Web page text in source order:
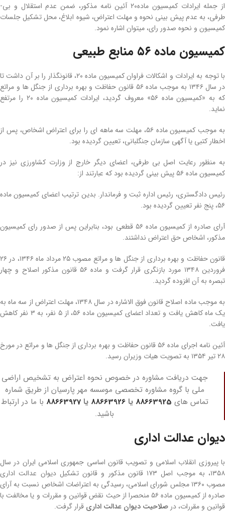
از جمله ایرادات کمیسیون ماده۲۰ آئین­ نامه مذکور، ضمن عدم استقلال و بی­
طرفی، به عدم پیش‌ بینی نحوه و مهلت اعتراض، شیوه­ ابلاغ، محل تشکیل جلسات
کمیسیون و نحوه صدور رای، می­توان اشاره نمود.
کمیسیون ماده ۵۶ منابع طبیعی
با توجه به ایرادات و اشکالات فراوان کمیسیون ماده ۲۰، قانونگذار را بر آن داشت تا
در سال ۱۳۴۶ به موجب ماده ۵۶ قانون حفاظت و بهره‌ برداری از جنگل­ ها و مراتع
که به «کمیسیون ماده ۵۶» معروف گردید، ایرادات کمیسیون ماده ۲۰ را مرتفع
نماید.
به موجب کمیسیون ماده ۵۶، مهلت سه ماهه­ ای را برای اعتراض اشخاص، پس از
اخطار کتبی یا آگهی سازمان جنگل­بانی، تعیین گردیده بود.
به منظور رعایت اصل بی­ طرفی، اعضای دیگر خارج از وزارت کشاورزی نیز در
کمیسیون ماده ۵۶ پیش‌ بینی گردیده بود که عبارت­ند از:
رئیس دادگستری، رئیس اداره ثبت و فرماندار. بدین ترتیب اعضای کمیسیون ماده
۵۶، پنج نفر تعیین گردیده بود.
آرای صادره از کمیسیون ماده ۵۶ قطعی بود، بنابراین پس از صدور رای کمیسیون
مذکور، اشخاص حق اعتراض نداشتند.
قانون حفاظت و بهره‌ برداری از جنگل‌ ها و مراتع مصوب ۲۵ مرداد ماه ۱۳۴۶، در ۲۶
فروردین ۱۳۴۸ مورد بازنگری قرار گرفت و ماده ۵۶ قانون مذکور اصلاح و چهار
تبصره به آن افزوده گردید.
به موجب ماده اصلاح قانون فوق­ الاشاره در سال ۱۳۴۸، مهلت اعتراض از سه­ ماه به
یک­ ماه کاهش یافت و تعداد اعضای کمیسیون ماده ۵۶، از ۵ نفر، به ۳ نفر کاهش
یافت.
آئین­ نامه اجرای ماده ۵۶ قانون حفاظت و بهره‌ برداری از جنگل­ ها و مراتع در مورخ
۲۸ تیر ۱۳۵۴ به تصویت هیات وزیران رسید.
جهت دریافت مشاوره در خصوص نحوه اعتراض به تشخیص اراضی
ملی با گروه مشاوره تخصصی موسسه مهر پارسیان از طریق شماره
تماس های 88663925 یا88663926 یا88663927 با ما در ارتباط
باشید.
دیوان عدالت اداری
با پیروزی انقلاب اسلامی و تصویب قانون اساسی جمهوری اسلامی ایران در سال
۱۳۵۸، به موجب اصل ۱۷۳ قانون مذکور و قانون تشکیل دیوان عدالت اداری
مصوب ۱۳۶۰ مجلس شورای اسلامی، رسیدگی به اعتراضات اشخاص نسبت به آرای
صادره از کمیسیون ماده ۵۶ منحصرا از حیث نقض قوانین و مقررات و یا مخالفت با
قوانین و مقررات، در صلاحیت دیوان عدالت اداری قرار گرفت.